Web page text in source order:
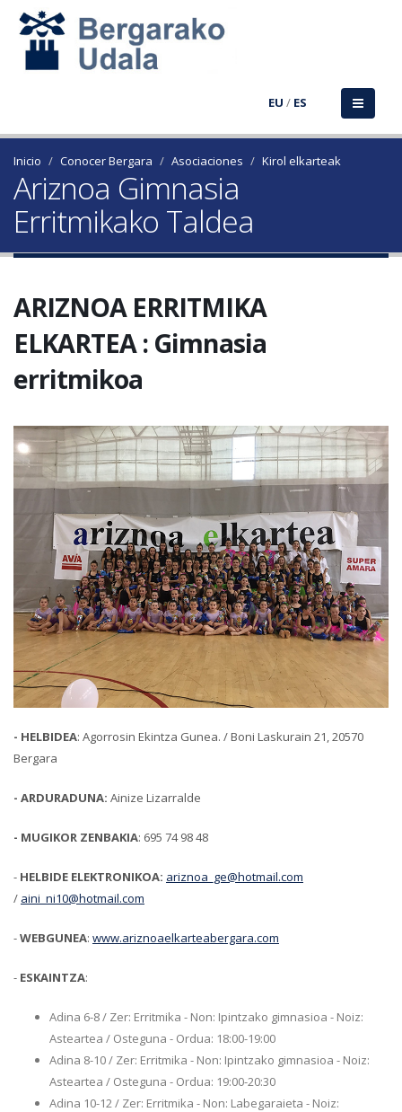
EU / ES
Inicio Conocer Bergara Asociaciones Kirol elkarteak
Ariznoa Gimnasia
Erritmikako Taldea
ARIZNOA ERRITMIKA
ELKARTEA : Gimnasia
erritmikoa
- HELBIDEA: Agorrosin Ekintza Gunea. / Boni Laskurain 21, 20570
Bergara
- ARDURADUNA: Ainize Lizarralde
- MUGIKOR ZENBAKIA: 695 74 98 48
- HELBIDE ELEKTRONIKOA: ariznoa_ge@hotmail.com
/ aini_ni10@hotmail.com
-WEBGUNEA: www.ariznoaelkarteabergara.com
- ESKAINTZA:
Adina 6-8 / Zer: Erritmika - Non: Ipintzako gimnasioa - Noiz:
Asteartea / Osteguna - Ordua: 18:00-19:00
Adina 8-10 / Zer: Erritmika - Non: Ipintzako gimnasioa - Noiz:
Asteartea / Osteguna - Ordua: 19:00-20:30
Adina 10-12 / Zer: Erritmika - Non: Labegaraieta - Noiz: